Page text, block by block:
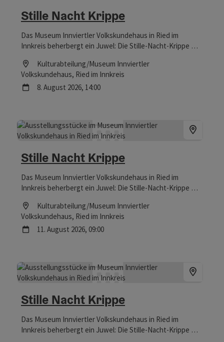
Stille Nacht Krippe
Das Museum Innviertler Volkskundehaus in Ried im
Innkreis beherbergt ein Juwel: Die Stille-Nacht-Krippe war
Weihnachtsliedes der Welt – und ist nicht nur zur
Weihnachtszeit einen Besuch wert.
Location
Kulturabteilung/Museum Innviertler
Volkskundehaus, Ried im Innkreis
Nächster Termin
8. August 2026, 14:00
Stille Nacht Krippe
Das Museum Innviertler Volkskundehaus in Ried im
Innkreis beherbergt ein Juwel: Die Stille-Nacht-Krippe war
Weihnachtsliedes der Welt – und ist nicht nur zur
Weihnachtszeit einen Besuch wert.
Location
Kulturabteilung/Museum Innviertler
Volkskundehaus, Ried im Innkreis
Nächster Termin
11. August 2026, 09:00
Stille Nacht Krippe
Das Museum Innviertler Volkskundehaus in Ried im
Innkreis beherbergt ein Juwel: Die Stille-Nacht-Krippe war